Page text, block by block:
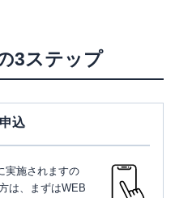
3ステップ
込
実施されますの
は、まずはWEB